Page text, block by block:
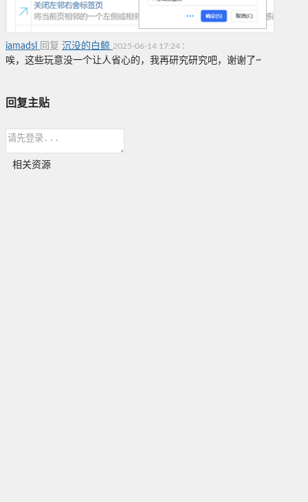
iamadsl 回复 沉没的白鲸 2025-06-14 17:24 :
唉，这些玩意没一个让人省心的，我再研究研究吧，谢谢了~
回复主贴
相关资源